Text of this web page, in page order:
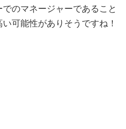
のマネージャーであること
可能性がありそうですね！